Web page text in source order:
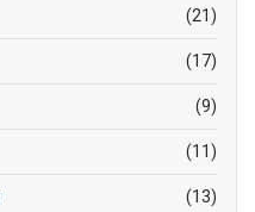
(21)
(17)
(9)
(11)
(13)